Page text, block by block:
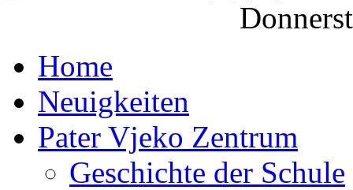
Home
Neuigkeiten
Pater Vjeko Zentrum
Geschichte der Schule